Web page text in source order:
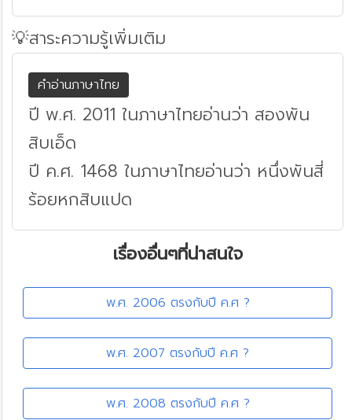
💡สาระความรู้เพิ่มเติม
คำอ่านภาษาไทย
ปี พ.ศ. 2011 ในภาษาไทยอ่านว่า สองพัน
สิบเอ็ด
ปี ค.ศ. 1468 ในภาษาไทยอ่านว่า หนึ่งพันสี่
ร้อยหกสิบแปด
เรื่องอื่นๆที่น่าสนใจ
พ.ศ. 2006 ตรงกับปี ค.ศ ?
พ.ศ. 2007 ตรงกับปี ค.ศ ?
พ.ศ. 2008 ตรงกับปี ค.ศ ?